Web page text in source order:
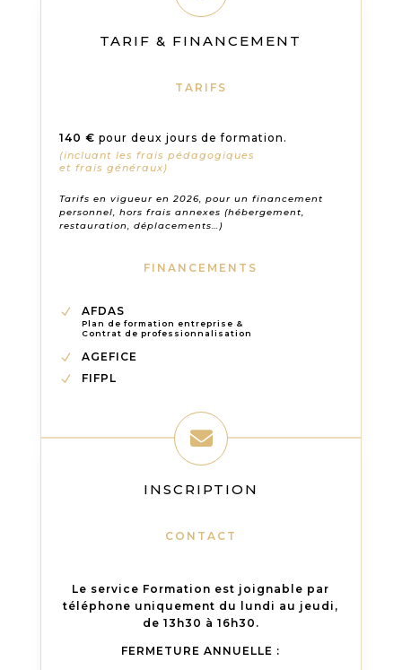
TARIF & FINANCEMENT
TARIFS
140 € pour deux jours de formation.
(incluant les frais pédagogiques
et frais généraux)
Tarifs en vigueur en 2026, pour un financement
personnel, hors frais annexes (hébergement,
restauration, déplacements…)
FINANCEMENTS
AFDAS
Plan de formation entreprise &
Contrat de professionnalisation
AGEFICE
FIFPL
INSCRIPTION
CONTACT
Le service Formation est joignable par
téléphone uniquement du lundi au jeudi,
de 13h30 à 16h30.
FERMETURE ANNUELLE :